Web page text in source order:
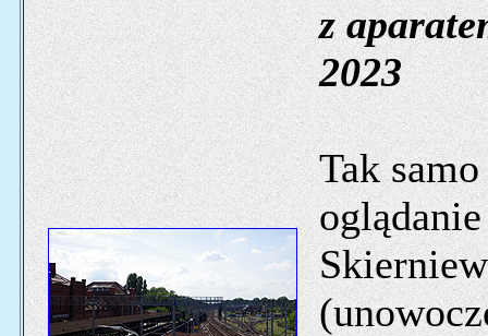
z
2023
Tak